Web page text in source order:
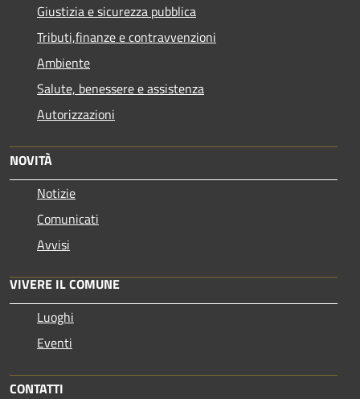
Giustizia e sicurezza pubblica
Tributi,finanze e contravvenzioni
Ambiente
Salute, benessere e assistenza
Autorizzazioni
NOVITÀ
Notizie
Comunicati
Avvisi
VIVERE IL COMUNE
Luoghi
Eventi
CONTATTI